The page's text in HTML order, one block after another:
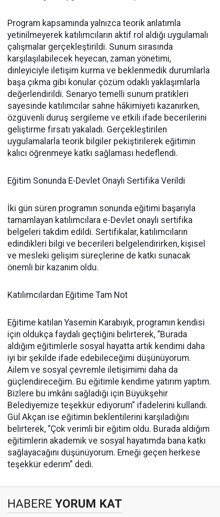
Program kapsamında yalnızca teorik anlatımla
yetinilmeyerek katılımcıların aktif rol aldığı uygulamalı
çalışmalar gerçekleştirildi. Sunum sırasında
karşılaşılabilecek heyecan, zaman yönetimi,
dinleyiciyle iletişim kurma ve beklenmedik durumlarla
başa çıkma gibi konular çözüm odaklı yaklaşımlarla
değerlendirildi. Senaryo temelli sunum pratikleri
sayesinde katılımcılar sahne hâkimiyeti kazanırken,
özgüvenli duruş sergileme ve etkili ifade becerilerini
geliştirme fırsatı yakaladı. Gerçekleştirilen
uygulamalarla teorik bilgiler pekiştirilerek eğitimin
kalıcı öğrenmeye katkı sağlaması hedeflendi.
Eğitim Sonunda E-Devlet Onaylı Sertifika Verildi
İki gün süren programın sonunda eğitimi başarıyla
tamamlayan katılımcılara e-Devlet onaylı sertifika
belgeleri takdim edildi. Sertifikalar, katılımcıların
edindikleri bilgi ve becerileri belgelendirirken, kişisel
ve mesleki gelişim süreçlerine de katkı sunacak
önemli bir kazanım oldu.
Katılımcılardan Eğitime Tam Not
Eğitime katılan Yasemin Karabıyık, programın kendisi
için oldukça faydalı geçtiğini belirterek, “Burada
aldığım eğitimlerle sosyal hayatta artık kendimi daha
iyi bir şekilde ifade edebileceğimi düşünüyorum.
Ailem ve sosyal çevremle iletişimimi daha da
güçlendireceğim. Bu eğitimle kendime yatırım yaptım.
Bizlere bu imkânı sağladığı için Büyükşehir
Belediyemize teşekkür ediyorum” ifadelerini kullandı.
Gül Akçan ise eğitimin beklentilerini karşıladığını
belirterek, “Çok verimli bir eğitim oldu. Burada aldığım
eğitimlerin akademik ve sosyal hayatımda bana katkı
sağlayacağını düşünüyorum. Emeği geçen herkese
teşekkür ederim” dedi.
HABERE YORUM KAT